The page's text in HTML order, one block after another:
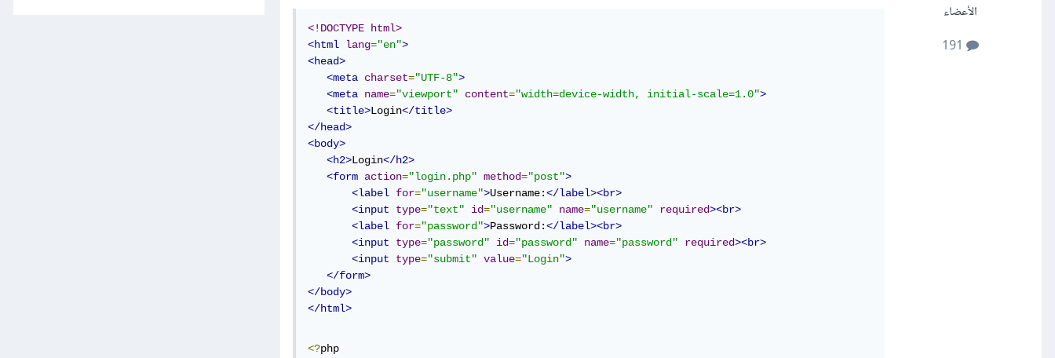
الأعضاء
<!DOCTYPE html>
<html lang="en">
<head>
<meta charset="UTF-8">
<meta name="viewport" content="width=device-width, initial-scale=1.0">
<title>Login</title>
</head>
<body>
<h2>Login</h2>
<form action="login.php" method="post">
<label for="username">Username:</label><br>
<input
type="text" id="username" name="username" required><br>
<label for="password">Password:</label><br>
<input
type="password" id="password" name="password" required><br>
<input
type="submit" value="Login">
</form>
</body>
</html>
<?php